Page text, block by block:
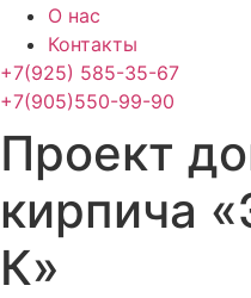
О нас
Контакты
+7(925) 585-35-67
+7(905)550-99-90
Проект
кирпича
К»